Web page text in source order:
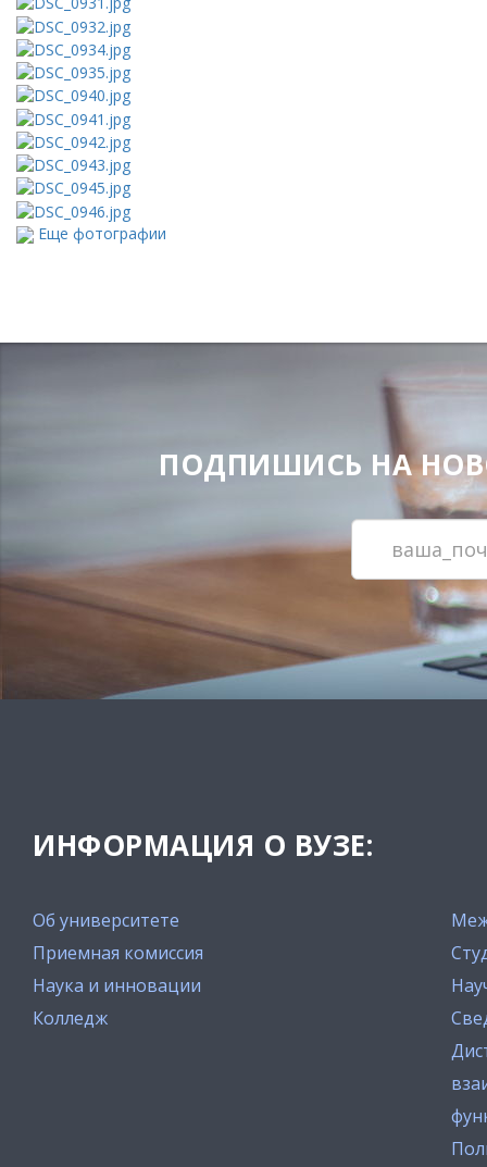
Еще фотографии
ПОДПИШИСЬ НА
ИНФОРМАЦИЯ О ВУЗЕ:
Об университете
Приемная комиссия
Наука и инновации
Колледж